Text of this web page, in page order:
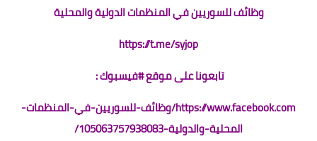
وظائف للسوريين في المنظمات الدولية والمحلية
https://t.me/syjop
تابعونا على موقع #فيسبوك :
https://www.facebook.com/وظائف-للسوريين-في-المنظمات-
المحلية-والدولية-105063757938083/